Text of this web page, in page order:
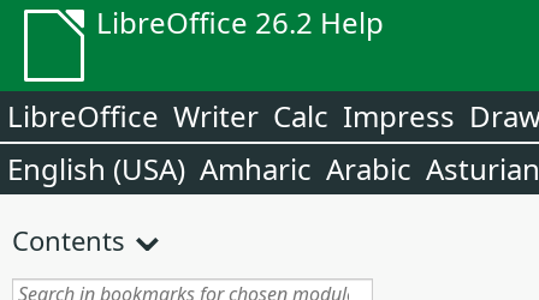
LibreOffice 26.2 Help
LibreOffice Writer Calc Impress
English (USA) Amharic Arabic Asturian
Contents